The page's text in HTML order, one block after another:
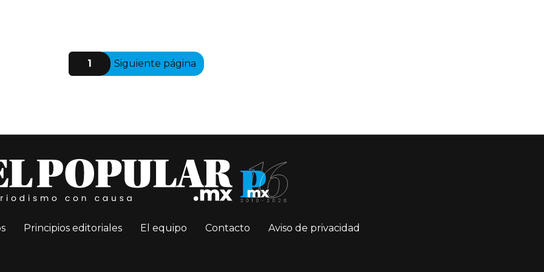
1 Siguiente página
Principios editoriales El equipo Contacto Aviso de privacidad